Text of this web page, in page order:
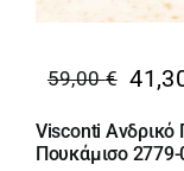
59,00€
Original
price
was:
Η
τρέχουσα
τιμή
Visconti Ανδρικό
Πουκάμισο 2779-